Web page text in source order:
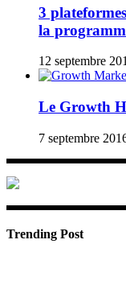
3
la
12 septembre
Le Growth
7 septembre
Trending Post